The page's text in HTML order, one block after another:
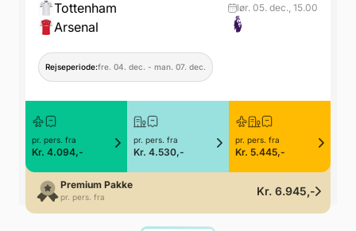
Tottenham
Arsenal
lør. 05. dec., 15.00
Rejseperiode:fre. 04. dec. - man. 07. dec.
pr. pers. fra
Kr. 4.094,-
pr. pers. fra
Kr. 4.530,-
pr. pers. fra
Kr. 5.445,-
Premium Pakke
pr. pers. fra Kr. 6.945,-